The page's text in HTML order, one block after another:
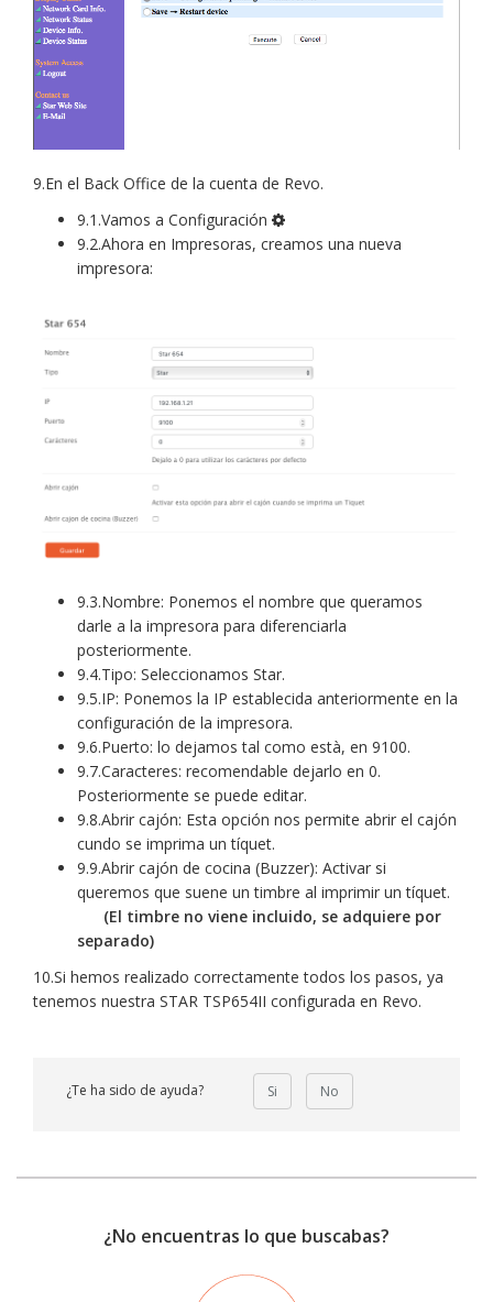
9.En el Back Office de la cuenta de Revo.
9.1.Vamos a Configuración
9.2.Ahora en Impresoras, creamos una nueva
impresora:
9.3.Nombre: Ponemos el nombre que queramos
darle a la impresora para diferenciarla
posteriormente.
9.4.Tipo: Seleccionamos Star.
9.5.IP: Ponemos la IP establecida anteriormente en la
configuración de la impresora.
9.6.Puerto: lo dejamos tal como està, en 9100.
9.7.Caracteres: recomendable dejarlo en 0.
Posteriormente se puede editar.
9.8.Abrir cajón: Esta opción nos permite abrir el cajón
cundo se imprima un tíquet.
9.9.Abrir cajón de cocina (Buzzer): Activar si
queremos que suene un timbre al imprimir un tíquet.
(El timbre no viene incluido, se adquiere por
separado)
10.Si hemos realizado correctamente todos los pasos, ya
tenemos nuestra STAR TSP654II configurada en Revo.
¿Te ha sido de ayuda? Si No
¿No encuentras lo que buscabas?